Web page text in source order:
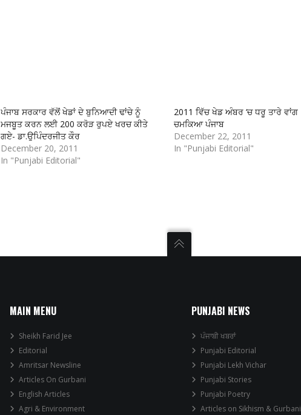
ਪੰਜਾਬ ਸਰਕਾਰ ਵੱਲੋਂ ਖੇਡਾਂ ਦੇ ਬੁਨਿਆਦੀ ਢਾਂਚੇ ਨੂੰ
ਮਜਬੂਤ ਕਰਨ ਲਈ 200 ਕਰੋੜ ਰੁਪਏ ਖਰਚ ਕੀਤੇ
ਗਏ- ਡਾ.ਉਪਿੰਦਰਜੀਤ ਕੌਰ
December 20, 2011
In "Punjabi Editorial"
2011 ਵਿੱਚ ਖੇਡ ਅੰਬਰ ‘ਚ ਧਰੂ ਤਾਰੇ ਵਾਂਗ
ਚਮਕਿਆ ਪੰਜਾਬ
December 22, 2011
In "Punjabi Editorial"
MAIN MENU
Sheikh Farid Jee
Editorial
Amritsar Newsline
Articles On Gurbani
English Articles
Agri & Environment
PUNJABI NEWS
ਪੰਜਾਬੀ ਖਬਰਾਂ
Punjabi Editorial
Punjabi Lekh Vichar
Punjabi Stories
Punjabi Poetry
Articles on Sikhism & Gurbani